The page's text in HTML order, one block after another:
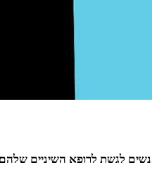
לגשת לרופא השיניים שלהם